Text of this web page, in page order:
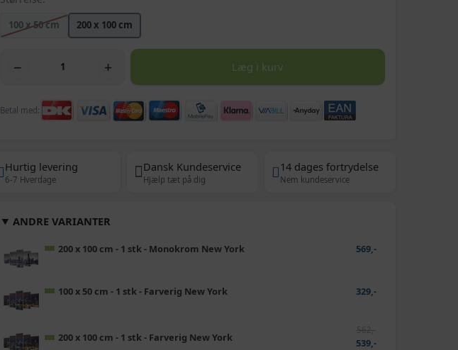
100 x 50 cm 200 x 100 cm
− + Læg i kurv
Betal med:
Hurtig levering
6-7 Hverdage
Dansk Kundeservice
Hjælp tæt på dig
14 dages fortrydelse
Nem kundeservice
ANDRE VARIANTER
200 x 100 cm - 1 stk - Monokrom New York 569,-
100 x 50 cm - 1 stk - Farverig New York 329,-
200 x 100 cm - 1 stk - Farverig New York
562,-
539,-